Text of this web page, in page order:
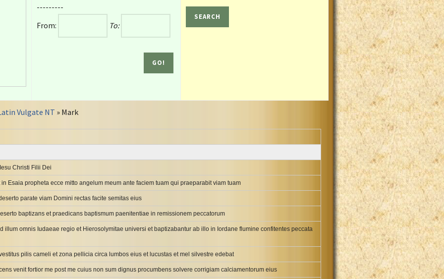
---------
From:
To:
Vulgate NT » Mark
Christi Filii Dei
in Esaia propheta ecce mitto angelum meum ante faciem tuam qui praeparabit viam tuam
parate viam Domini rectas facite semitas eius
baptizans et praedicans baptismum paenitentiae in remissionem peccatorum
illum omnis Iudaeae regio et Hierosolymitae universi et baptizabantur ab illo in Iordane flumine confitentes peccata
pilis cameli et zona pellicia circa lumbos eius et lucustas et mel silvestre edebat
venit fortior me post me cuius non sum dignus procumbens solvere corrigiam calciamentorum eius